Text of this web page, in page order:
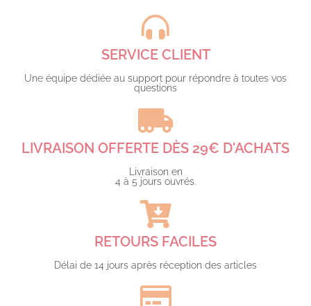
SERVICE CLIENT
Une équipe dédiée au support pour répondre à toutes vos
questions​
LIVRAISON OFFERTE DÈS 29€ D'ACHATS​
Livraison en
4 à 5 jours ouvrés.​
RETOURS FACILES
Délai de 14 jours après réception des articles